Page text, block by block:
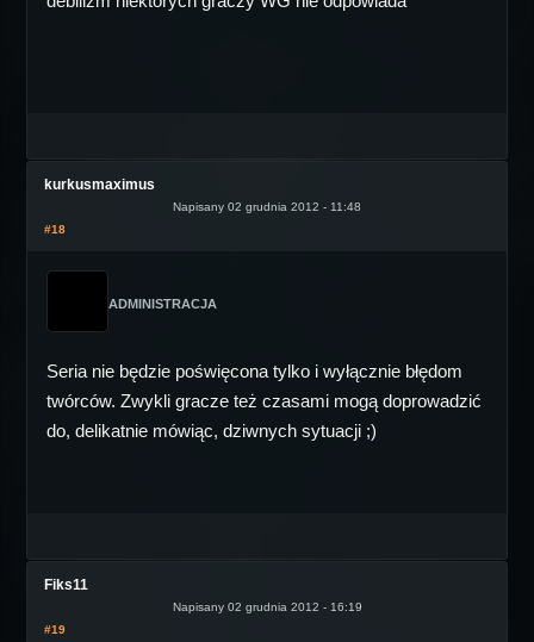
kurkusmaximus
Napisany 02 grudnia 2012 - 11:48
#18
ADMINISTRACJA
Seria nie będzie poświęcona tylko i wyłącznie błędom
twórców. Zwykli gracze też czasami mogą doprowadzić
do, delikatnie mówiąc, dziwnych sytuacji ;)
Fiks11
Napisany 02 grudnia 2012 - 16:19
#19